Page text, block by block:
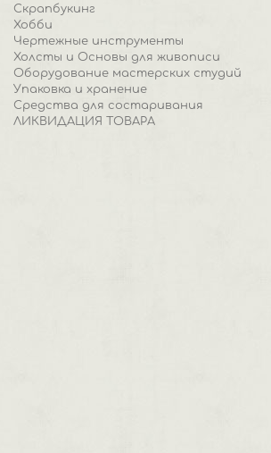
Скрапбукинг
Хобби
Чертежные инструменты
Холсты и Основы для живописи
Оборудование мастерских студий
Упаковка и хранение
Средства для состаривания
ЛИКВИДАЦИЯ ТОВАРА